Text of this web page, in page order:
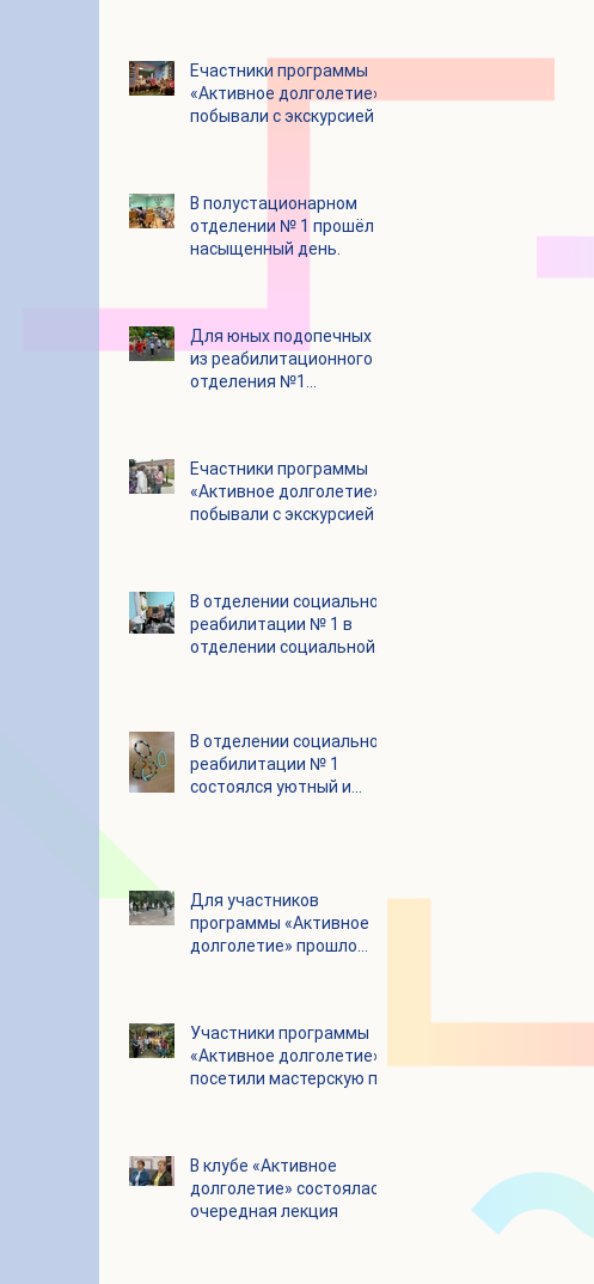
Eчастники программы
«Активное долголетие»
побывали с экскурсией в
В полустационарном
отделении № 1 прошёл
насыщенный день.
Для юных подопечных
из реабилитационного
отделения №1
Eчастники программы
«Активное долголетие»
побывали с экскурсией в
В отделении социальной
реабилитации № 1 в
отделении социальной
В отделении социальной
реабилитации № 1
состоялся уютный и
Для участников
программы «Активное
долголетие» прошло
Участники программы
«Активное долголетие»
посетили мастерскую по
В клубе «Активное
долголетие» состоялась
очередная лекция